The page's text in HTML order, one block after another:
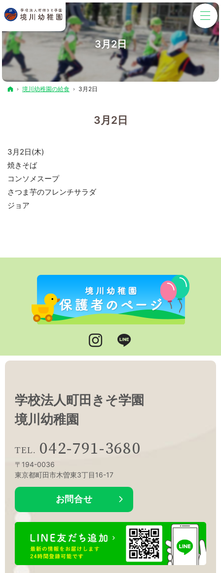
3月2日
ホーム
境川幼稚園の給食 3月2日
3月2日
3月2日(木)
焼きそば
コンソメスープ
さつま芋のフレンチサラダ
ジョア
Instagram
学校法人町田きそ学園
境川幼稚園
042-791-3680
〒194-0036
東京都町田市木曽東3丁目16-17
お問合せ